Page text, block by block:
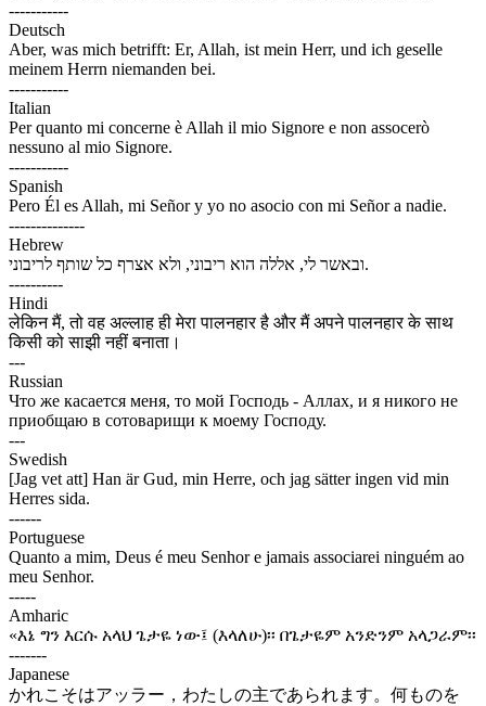
-----------
Deutsch
Aber, was mich betrifft: Er, Allah, ist mein Herr, und ich geselle
meinem Herrn niemanden bei.
-----------
Italian
Per quanto mi concerne è Allah il mio Signore e non assocerò
nessuno al mio Signore.
-----------
Spanish
Pero Él es Allah, mi Señor y yo no asocio con mi Señor a nadie.
--------------
Hebrew
ובאשר לי, אללה הוא ריבוני, ולא אצרף כל שותף לריבוני.
----------
Hindi
लेकिन मैं, तो वह अल्लाह ही मेरा पालनहार है और मैं अपने पालनहार के साथ
किसी को साझी नहीं बनाता।
---
Russian
Что же касается меня, то мой Господь - Аллах, и я никого не
приобщаю в сотоварищи к моему Господу.
---
Swedish
[Jag vet att] Han är Gud, min Herre, och jag sätter ingen vid min
Herres sida.
------
Portuguese
Quanto a mim, Deus é meu Senhor e jamais associarei ninguém ao
meu Senhor.
-----
Amharic
«እኔ ግን እርሱ አላህ ጌታዬ ነው፤ (እላለሁ)፡፡ በጌታዬም አንድንም አላጋራም፡፡
-------
Japanese
かれこそはアッラー，わたしの主であられます。何ものを